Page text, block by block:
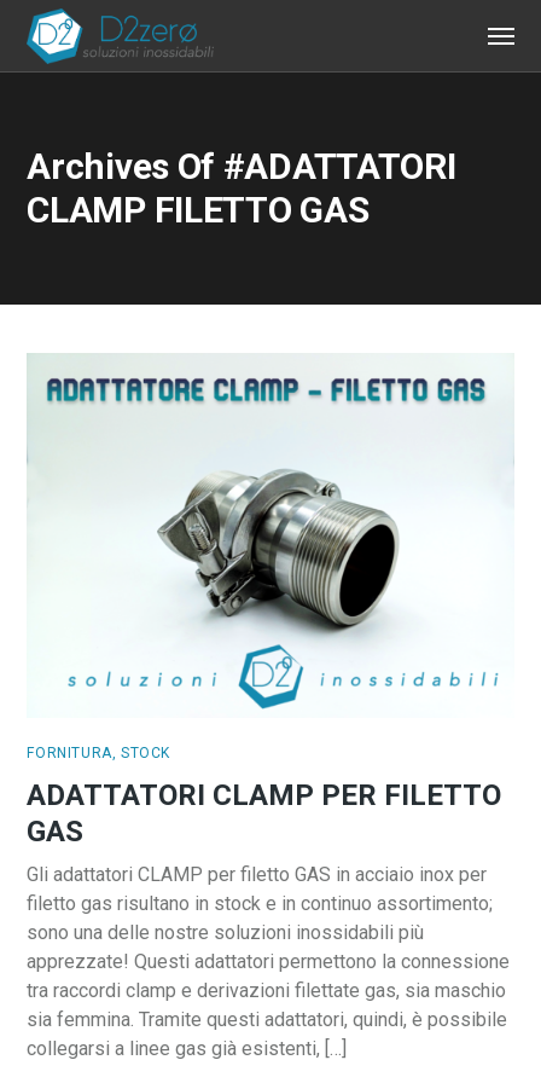
Archives Of #ADATTATORI
CLAMP FILETTO GAS
FORNITURA, STOCK
ADATTATORI CLAMP PER FILETTO
GAS
Gli adattatori CLAMP per filetto GAS in acciaio inox per
filetto gas risultano in stock e in continuo assortimento;
sono una delle nostre soluzioni inossidabili più
apprezzate! Questi adattatori permettono la connessione
tra raccordi clamp e derivazioni filettate gas, sia maschio
sia femmina. Tramite questi adattatori, quindi, è possibile
collegarsi a linee gas già esistenti, […]